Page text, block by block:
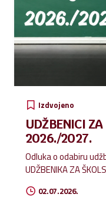
Izdvojeno
UDŽBENICI
2026./2027.
Odluka o odabiru
UDŽBENIKA ZA
02.07.2026.